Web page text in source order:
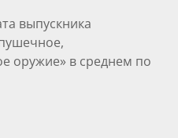
выпускника
оружие» в среднем по